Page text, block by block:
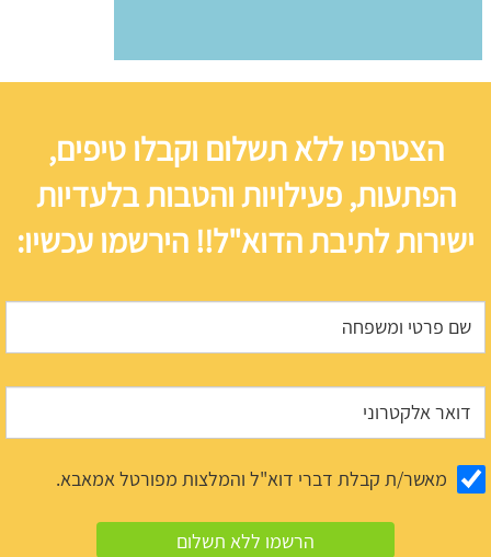
הצטרפו ללא תשלום וקבלו טיפים,
הפתעות, פעילויות והטבות בלעדיות
ישירות לתיבת הדוא"ל!! הירשמו עכשיו:
מאשר/ת קבלת דברי דוא"ל והמלצות מפורטל אמאבא.